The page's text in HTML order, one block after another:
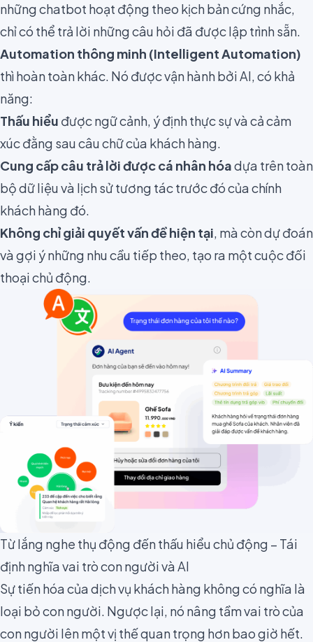
những chatbot hoạt động theo kịch bản cứng nhắc,
chỉ có thể trả lời những câu hỏi đã được lập trình sẵn.
Automation thông minh (Intelligent Automation)
thì hoàn toàn khác. Nó được vận hành bởi AI, có khả
năng:
Thấu hiểu được ngữ cảnh, ý định thực sự và cả cảm
xúc đằng sau câu chữ của khách hàng.
Cung cấp câu trả lời được cá nhân hóadựa trên toàn
bộ dữ liệu và lịch sử tương tác trước đó của chính
khách hàng đó.
Không chỉ giải quyết vấn đề hiện tại, mà còn dự đoán
và gợi ý những nhu cầu tiếp theo, tạo ra một cuộc đối
thoại chủ động.
Từ lắng nghe thụ động đến thấu hiểu chủ động – Tái
định nghĩa vai trò con người và AI
Sự tiến hóa của dịch vụ khách hàng không có nghĩa là
loại bỏ con người. Ngược lại, nó nâng tầm vai trò của
con người lên một vị thế quan trọng hơn bao giờ hết.